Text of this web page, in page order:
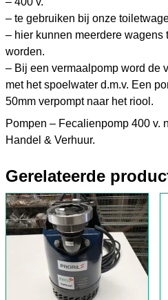
– te gebruiken bij onze
– hier kunnen meerdere wagens
worden.
– Bij een vermaalpomp word de
met het spoelwater d.m.v. Een
50mm verpompt naar het riool.
Pompen – Fecalienpomp 400 v.
Handel & Verhuur.
Gerelateerde